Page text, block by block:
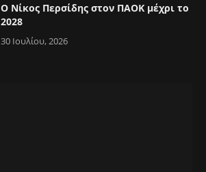
Ο Νίκος Περσίδης στον ΠΑΟΚ μέχρι το
2028
30 Ιουλίου, 2026